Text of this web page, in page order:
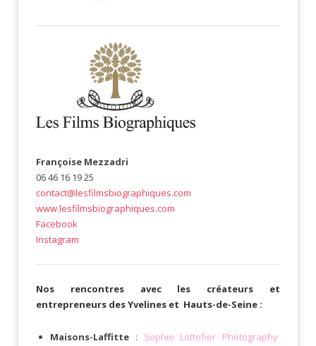
Françoise Mezzadri
06 46 16 19 25
contact@lesfilmsbiographiques.com
www.lesfilmsbiographiques.com
Facebook
Instagram
Nos rencontres avec les créateurs et
entrepreneurs des Yvelines et Hauts-de-Seine :
Maisons-Laffitte : Sophie Lottefier Photography